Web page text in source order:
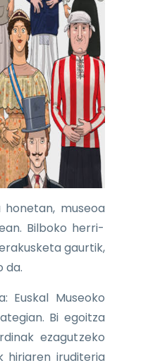
honetan, museoa
Bilboko herri-
gaurtik,
da.
Euskal Museoko
Bi egoitza
ezagutzeko
hiriaren iruditeria